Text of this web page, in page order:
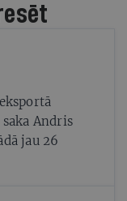
Andris
jau 26